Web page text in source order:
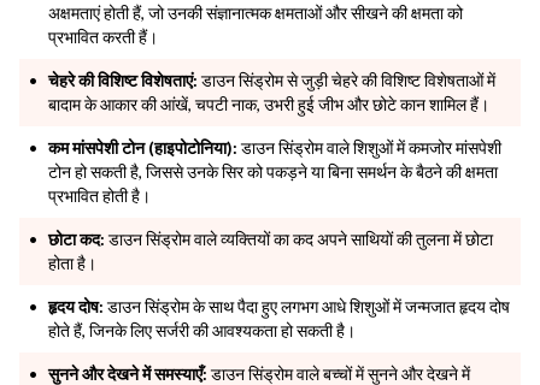
अक्षमताएं होती हैं, जो उनकी संज्ञानात्मक क्षमताओं और सीखने की क्षमता को
प्रभावित करती हैं।
चेहरे की विशिष्ट विशेषताएं: डाउन सिंड्रोम से जुड़ी चेहरे की विशिष्ट विशेषताओं में
बादाम के आकार की आंखें, चपटी नाक, उभरी हुई जीभ और छोटे कान शामिल हैं।
कम मांसपेशी टोन (हाइपोटोनिया): डाउन सिंड्रोम वाले शिशुओं में कमजोर मांसपेशी
टोन हो सकती है, जिससे उनके सिर को पकड़ने या बिना समर्थन के बैठने की क्षमता
प्रभावित होती है।
छोटा कद: डाउन सिंड्रोम वाले व्यक्तियों का कद अपने साथियों की तुलना में छोटा
होता है।
हृदय दोष: डाउन सिंड्रोम के साथ पैदा हुए लगभग आधे शिशुओं में जन्मजात हृदय दोष
होते हैं, जिनके लिए सर्जरी की आवश्यकता हो सकती है।
सुनने और देखने में समस्याएँ: डाउन सिंड्रोम वाले बच्चों में सुनने और देखने में